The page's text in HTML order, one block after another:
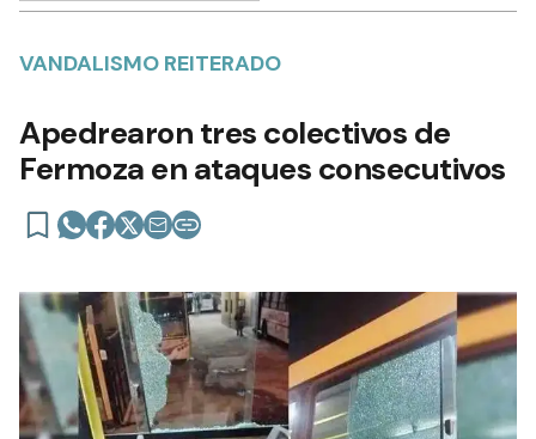
VANDALISMO REITERADO
Apedrearon tres colectivos de
Fermoza en ataques consecutivos